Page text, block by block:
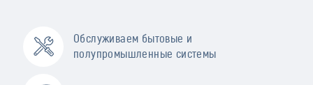
Обслуживаем бытовые и
полупромышленные системы